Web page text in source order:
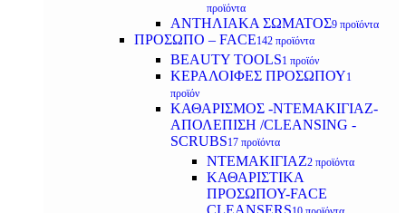
προϊόντα
ΑΝΤΗΛΙΑΚΑ ΣΩΜΑΤΟΣ9 προϊόντα
ΠΡΟΣΩΠΟ – FACE142 προϊόντα
BEAUTY TOOLS1 προϊόν
ΚΕΡΑΛΟΙΦΕΣ ΠΡΟΣΩΠΟΥ1
προϊόν
ΚΑΘΑΡΙΣΜΟΣ -ΝΤΕΜΑΚΙΓΙΑΖ-
ΑΠΟΛΕΠΙΣΗ /CLEANSING -
SCRUBS17 προϊόντα
ΝΤΕΜΑΚΙΓΙΑΖ2 προϊόντα
ΚΑΘΑΡΙΣΤΙΚΑ
ΠΡΟΣΩΠΟΥ-FACE
CLEANSERS